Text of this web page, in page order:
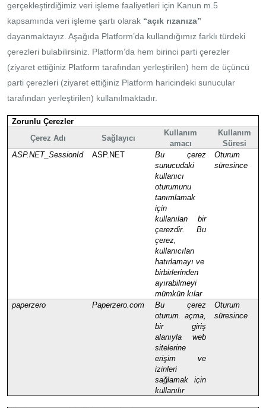
gerçekleştirdiğimiz veri işleme faaliyetleri için Kanun m.5
kapsamında veri işleme şartı olarak “açık rızanıza”
dayanmaktayız. Aşağıda Platform’da kullandığımız farklı türdeki
çerezleri bulabilirsiniz. Platform’da hem birinci parti çerezler
(ziyaret ettiğiniz Platform tarafından yerleştirilen) hem de üçüncü
parti çerezleri (ziyaret ettiğiniz Platform haricindeki sunucular
tarafından yerleştirilen) kullanılmaktadır.
Zorunlu Çerezler
Çerez Adı
Sağlayıcı
Kullanım
amacı
Kullanım
Süresi
ASP.NET_SessionId
ASP.NET
Bu çerez
sunucudaki
kullanıcı
oturumunu
tanımlamak
için
kullanılan bir
çerezdir. Bu
çerez,
kullanıcıları
hatırlamayı ve
birbirlerinden
ayırabilmeyi
mümkün kılar
Oturum
süresince
paperzero Paperzero.com
Bu çerez
oturum açma,
bir giriş
alanıyla web
sitelerine
erişim ve
izinleri
sağlamak için
kullanılır
Oturum
süresince